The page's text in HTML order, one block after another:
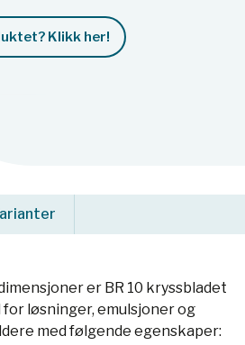
Klikk her!
er BR 10 kryssbladet
løsninger, emulsjoner og
med følgende egenskaper: